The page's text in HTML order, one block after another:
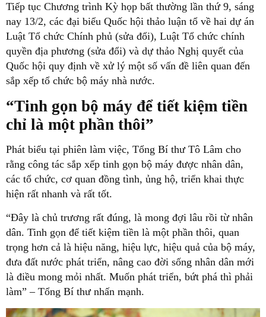
Tiếp tục Chương trình Kỳ họp bất thường lần thứ 9, sáng
nay 13/2, các đại biểu Quốc hội thảo luận tổ về hai dự án
Luật Tổ chức Chính phủ (sửa đổi), Luật Tổ chức chính
quyền địa phương (sửa đổi) và dự thảo Nghị quyết của
Quốc hội quy định về xử lý một số vấn đề liên quan đến
sắp xếp tổ chức bộ máy nhà nước.
“Tinh gọn bộ máy để tiết kiệm tiền
chỉ là một phần thôi”
Phát biểu tại phiên làm việc, Tổng Bí thư Tô Lâm cho
rằng công tác sắp xếp tinh gọn bộ máy được nhân dân,
các tổ chức, cơ quan đồng tình, ủng hộ, triển khai thực
hiện rất nhanh và rất tốt.
“Đây là chủ trương rất đúng, là mong đợi lâu rồi từ nhân
dân. Tinh gọn để tiết kiệm tiền là một phần thôi, quan
trọng hơn cả là hiệu năng, hiệu lực, hiệu quả của bộ máy,
đưa đất nước phát triển, nâng cao đời sống nhân dân mới
là điều mong mỏi nhất. Muốn phát triển, bứt phá thì phải
làm” – Tổng Bí thư nhấn mạnh.